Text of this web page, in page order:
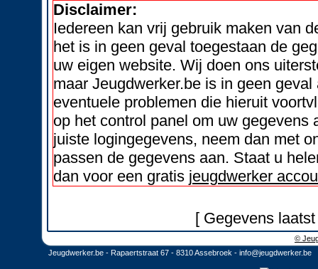
Disclaimer:
Iedereen kan vrij gebruik maken van
het is in geen geval toegestaan de
uw eigen website. Wij doen ons
maar Jeugdwerker.be is in geen
eventuele problemen die hieruit
op het control panel om uw
juiste logingegevens, neem dan met
passen de gegevens aan. Staat u
dan voor een gratis jeugdwerker
[ Gegevens
©
Jeugdwerker.be - Rapaertstraat 67 - 8310 Assebroek - info@jeugdwerker.be